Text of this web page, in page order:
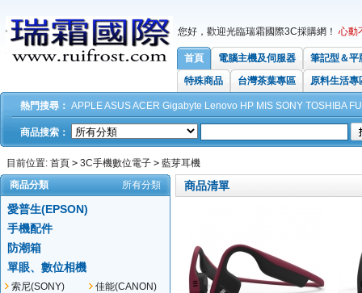
您好，歡迎光臨瑞霜國際3C採購網！ 心動
首頁 電腦主機及伺服器
筆記型＆平
特殊商品
台灣茶葉專區 原料生活專
熱門搜尋： APPLEASUSACER Gigabyte Lenovo HP MIS SONY TOSHIBA
商品搜索：
目前位置: 首頁 > 3C手機數位電子 > 藍芽耳機
商品分類
所有分類
愛普生(EPSON)
手機配件
防潮箱
單眼、數位相機
索尼(SONY)
佳能(CANON)
商品清單